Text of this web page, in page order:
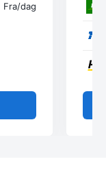
Fra/dag